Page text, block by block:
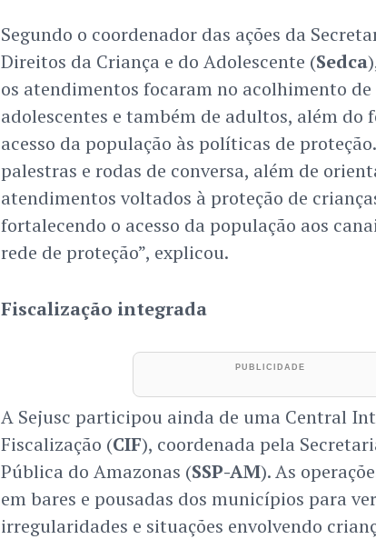
Segundo o coordenador das ações da
Direitos da Criança e do Adolescente (Sedca
os atendimentos focaram no acolhimento de
adolescentes e também de adultos, além do
acesso da população às políticas de
palestras e rodas de conversa, além de
atendimentos voltados à proteção de
fortalecendo o acesso da população aos
rede de proteção”, explicou.
Fiscalização integrada
A Sejusc participou ainda de uma Central
Fiscalização (CIF), coordenada pela
Pública do Amazonas (SSP-AM). As
em bares e pousadas dos municípios para
irregularidades e situações envolvendo